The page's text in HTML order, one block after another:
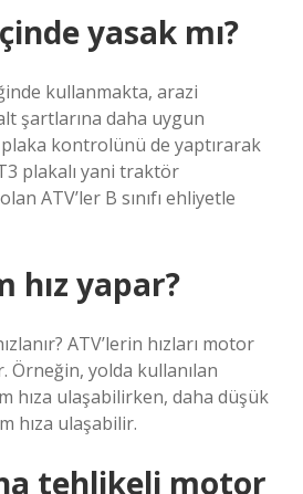
yasak mı?
kullanmakta, arazi
şartlarına daha uygun
kontrolünü de yaptırarak
plakalı yani traktör
ATV’ler B sınıfı ehliyetle
hız yapar?
ATV’lerin hızları motor
Örneğin, yolda kullanılan
hıza ulaşabilirken, daha düşük
hıza ulaşabilir.
tehlikeli motor